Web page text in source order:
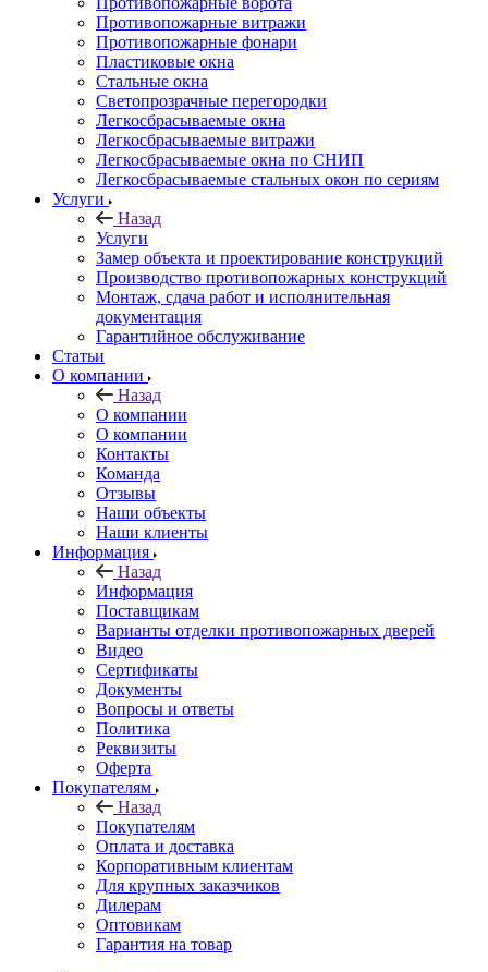
Противопожарные витражи
Противопожарные фонари
Пластиковые окна
Стальные окна
Светопрозрачные перегородки
Легкосбрасываемые окна
Легкосбрасываемые витражи
Легкосбрасываемые окна по СНИП
Легкосбрасываемые стальных окон по сериям
Услуги
Назад
Услуги
Замер объекта и проектирование конструкций
Производство противопожарных конструкций
Монтаж, сдача работ и исполнительная
документация
Гарантийное обслуживание
Статьи
О компании
Назад
О компании
О компании
Контакты
Команда
Отзывы
Наши объекты
Наши клиенты
Информация
Назад
Информация
Поставщикам
Варианты отделки противопожарных дверей
Видео
Сертификаты
Документы
Вопросы и ответы
Политика
Реквизиты
Оферта
Покупателям
Назад
Покупателям
Оплата и доставка
Корпоративным клиентам
Для крупных заказчиков
Дилерам
Оптовикам
Гарантия на товар